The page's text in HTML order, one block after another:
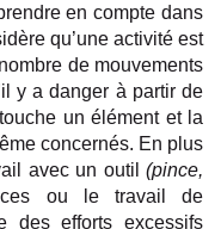
en compte dans
qu’une activité est
de mouvements
y a danger à partir de
un élément et la
concernés. En plus
avec un outil (pince,
ou le travail de
des efforts excessifs